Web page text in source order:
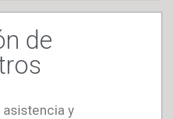
de
asistencia y